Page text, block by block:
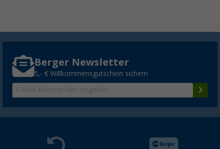
Berger Newsletter
5,- € Willkommensgutschein sichern